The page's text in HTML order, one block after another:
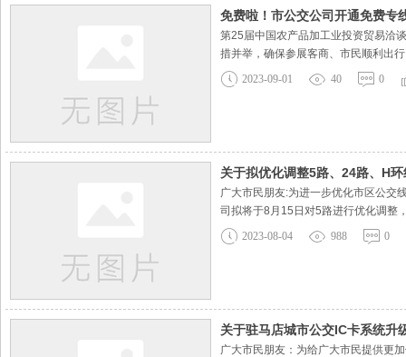
免费啦！市公交公司开通免费专
第25届中国农产品加工业投资贸易洽
措并举，确保参展客商、市民顺利出
际会展中心。农洽会期间，18路、11
载实时监控及时掌握会展中心道路通
2023-09-01 40 0
关于拟优化调整5路、24路、H
广大市民朋友:为进一步优化市区公交
司拟将于8月15日对5路进行优化调整
调整为公交南站（公交驾校）--第二
富强路—雪松大道—前进大道—东祥
2023-08-04 988 0
关于驻马店城市公交IC卡系统升
广大市民朋友：为给广大市民提供更